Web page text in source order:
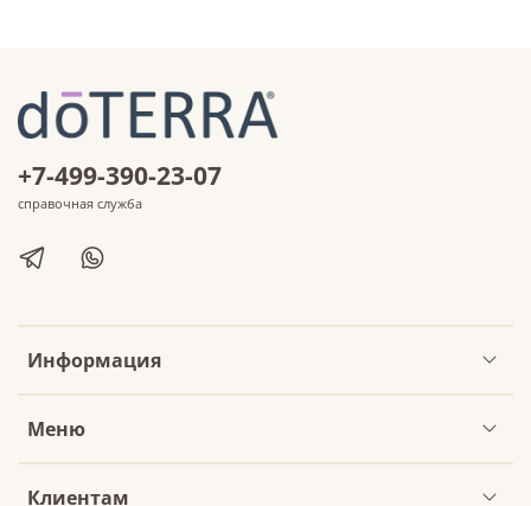
Информация
Меню
Клиентам
+7-499-390-23-07
справочная служба